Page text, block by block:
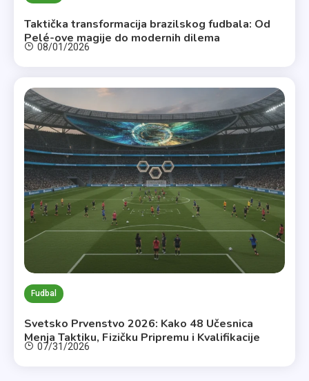
Taktička transformacija brazilskog fudbala: Od
Pelé-ove magije do modernih dilema
08/01/2026
Fudbal
Svetsko Prvenstvo 2026: Kako 48 Učesnica
Menja Taktiku, Fizičku Pripremu i Kvalifikacije
07/31/2026